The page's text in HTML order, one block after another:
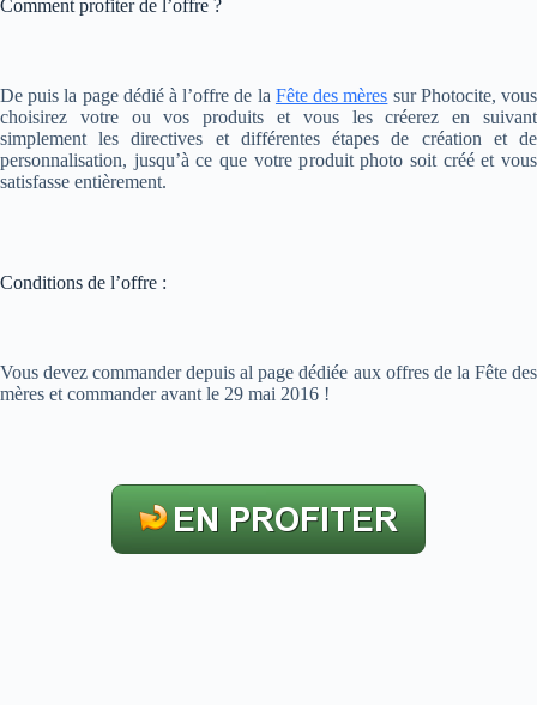
Comment profiter de l’offre ?
De puis la page dédié à l’offre de la Fête des mères sur Photocite, vous
choisirez votre ou vos produits et vous les créerez en suivant
simplement les directives et différentes étapes de création et de
personnalisation, jusqu’à ce que votre produit photo soit créé et vous
satisfasse entièrement.
Conditions de l’offre :
Vous devez commander depuis al page dédiée aux offres de la Fête des
mères et commander avant le 29 mai 2016 !